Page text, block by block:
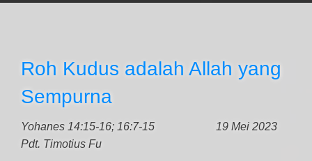
Roh Kudus adalah Allah yang
Sempurna
Yohanes 14:15-16; 16:7-15
19 Mei 2023
Pdt. Timotius Fu